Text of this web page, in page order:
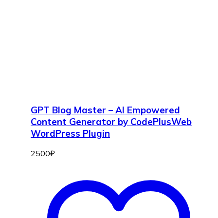
GPT Blog Master – AI Empowered
Content Generator by CodePlusWeb
WordPress Plugin
2500₽